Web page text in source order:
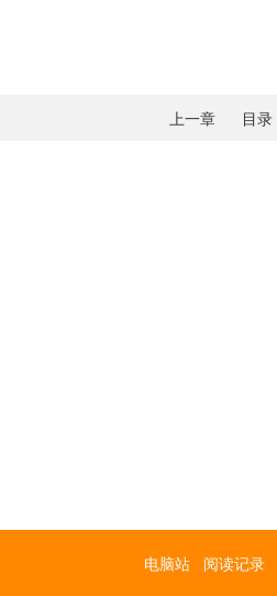
上一章 目录
电脑站 阅读记录